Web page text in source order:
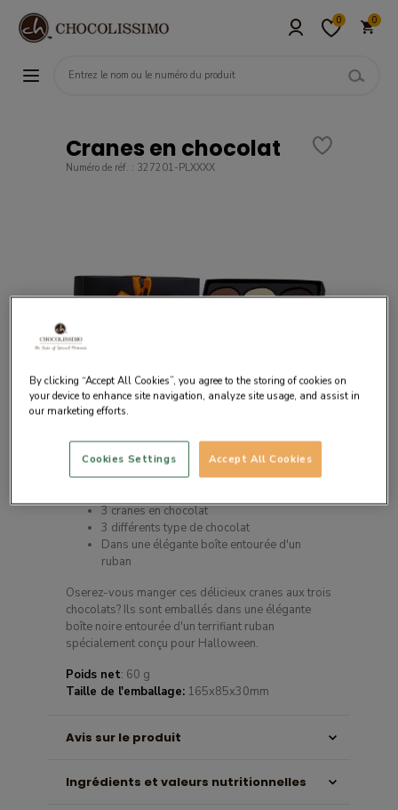
0 0
Cranes en chocolat
Numéro de réf. : 327201-PLXXXX
Description du produit
3 cranes en chocolat
3 différents type de chocolat
Dans une élégante boîte entourée d'un
ruban
Oserez-vous manger ces délicieux cranes aux trois
chocolats? Ils sont emballés dans une élégante
boîte noire entourée d'un terrifiant ruban
spécialement conçu pour Halloween.
Poids net: 60 g
Taille de l'emballage: 165x85x30mm
Avis sur le produit
Ingrédients et valeurs nutritionnelles
By clicking “Accept All Cookies”, you agree to the storing of cookies on
your device to enhance site navigation, analyze site usage, and assist in
our marketing efforts.
Accept All Cookies
Cookies Settings